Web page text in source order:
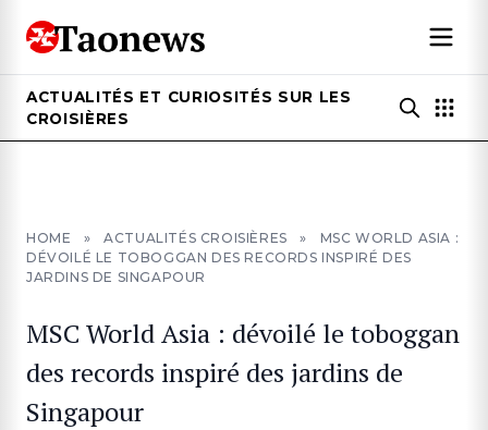
ACTUALITÉS ET CURIOSITÉS SUR LES
CROISIÈRES
HOME » ACTUALITÉS CROISIÈRES »
MSC WORLD ASIA :
DÉVOILÉ LE TOBOGGAN DES RECORDS INSPIRÉ DES
JARDINS DE SINGAPOUR
MSC World Asia : dévoilé le toboggan
des records inspiré des jardins de
Singapour